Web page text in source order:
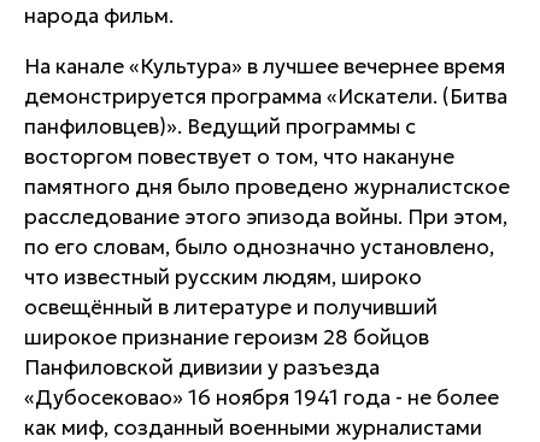
народа фильм.
На канале «Культура» в лучшее вечернее время
демонстрируется программа «Искатели. (Битва
панфиловцев)». Ведущий программы с
восторгом повествует о том, что накануне
памятного дня было проведено журналистское
расследование этого эпизода войны. При этом,
по его словам, было однозначно установлено,
что известный русским людям, широко
освещённый в литературе и получивший
широкое признание героизм 28 бойцов
Панфиловской дивизии у разъезда
«Дубосековао» 16 ноября 1941 года - не более
как миф, созданный военными журналистами